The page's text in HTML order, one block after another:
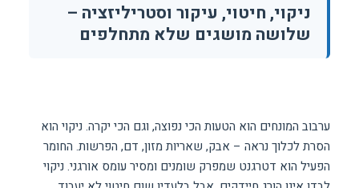
ניקוי, חיטוי, עיקור וסטריליזציה –
שלושה מושגים שלא מתחלפים
ערבוב המונחים הוא הטעות הכי נפוצה, וגם הכי יקרה. ניקוי הוא
הסרת לכלוך נראה – אבק, שאריות מזון, דם, הפרשות. החומר
הפעיל הוא דטרגנט שמפרק שומנים ומסיר עומס אורגני. ניקוי